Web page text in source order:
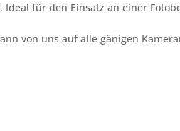
für den Einsatz an einer
von uns auf alle gänigen